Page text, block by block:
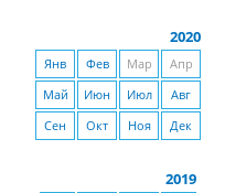
2020
Янв Фев Мар
Апр
Май
Июн Июл
Авг
Сен
Окт Ноя Дек
2019